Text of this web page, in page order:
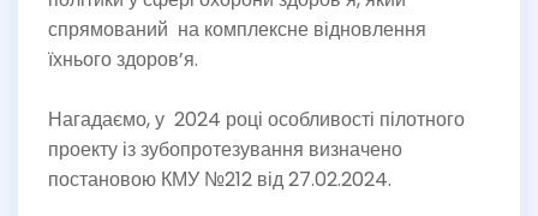
спрямований на комплексне відновлення
їхнього здоров’я.
Нагадаємо, у 2024 році особливості пілотного
проекту із зубопротезування визначено
постановою КМУ №212 від 27.02.2024.